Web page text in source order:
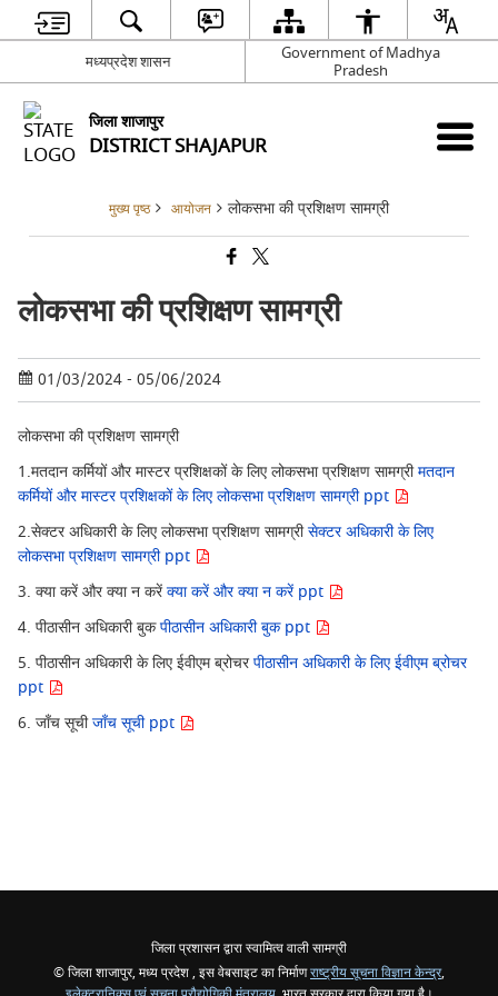
मध्यप्रदेश शासन
Government of Madhya
Pradesh
जिला शाजापुर
DISTRICT SHAJAPUR
मुख्य पृष्ठ आयोजन लोकसभा की प्रशिक्षण सामग्री
लोकसभा की प्रशिक्षण सामग्री
01/03/2024 - 05/06/2024
लोकसभा की प्रशिक्षण सामग्री
1.मतदान कर्मियों और मास्टर प्रशिक्षकों के लिए लोकसभा प्रशिक्षण सामग्रीमतदान
कर्मियों और मास्टर प्रशिक्षकों के लिए लोकसभा प्रशिक्षण सामग्री ppt
2.सेक्टर अधिकारी के लिए लोकसभा प्रशिक्षण सामग्रीसेक्टर अधिकारी के लिए
लोकसभा प्रशिक्षण सामग्री ppt
3. क्या करें और क्या न करेंक्या करें और क्या न करें ppt
4. पीठासीन अधिकारी बुकपीठासीन अधिकारी बुक ppt
5. पीठासीन अधिकारी के लिए ईवीएम ब्रोचरपीठासीन अधिकारी के लिए ईवीएम ब्रोचर
ppt
6. जाँच सूचीजाँच सूची ppt
जिला प्रशासन द्वारा स्वामित्व वाली सामग्री
© जिला शाजापुर, मध्य प्रदेश , इस वेबसाइट का निर्माणराष्ट्रीय सूचना विज्ञान केन्द्र,